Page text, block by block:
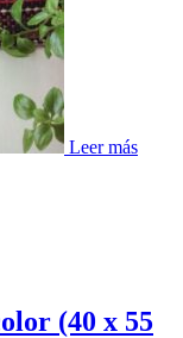
Leer más
(40 x 55